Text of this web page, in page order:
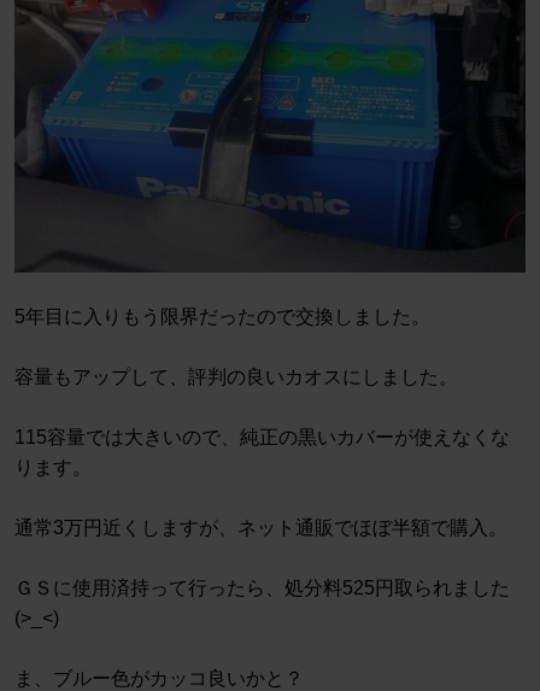
5年目に入りもう限界だったので交換しました。
容量もアップして、評判の良いカオスにしました。
115容量では大きいので、純正の黒いカバーが使えなくな
ります。
通常3万円近くしますが、ネット通販でほぼ半額で購入。
ＧＳに使用済持って行ったら、処分料525円取られました
(>_<)
ま、ブルー色がカッコ良いかと？